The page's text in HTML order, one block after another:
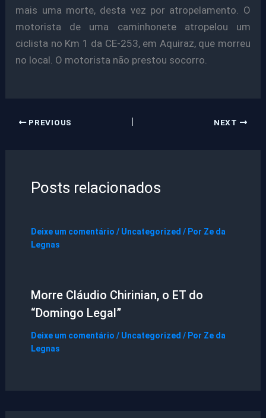
mais uma morte, desta vez por atropelamento. O
motorista de uma caminhonete atropelou um
ciclista no Km 1 da CE-253, em Aquiraz, que morreu
no local. O motorista não prestou socorro.
PREVIOUS NEXT
Posts relacionados
Deixe um comentário / Uncategorized / Por Ze da
Legnas
Morre Cláudio Chirinian, o ET do
“Domingo Legal”
Deixe um comentário / Uncategorized / Por Ze da
Legnas